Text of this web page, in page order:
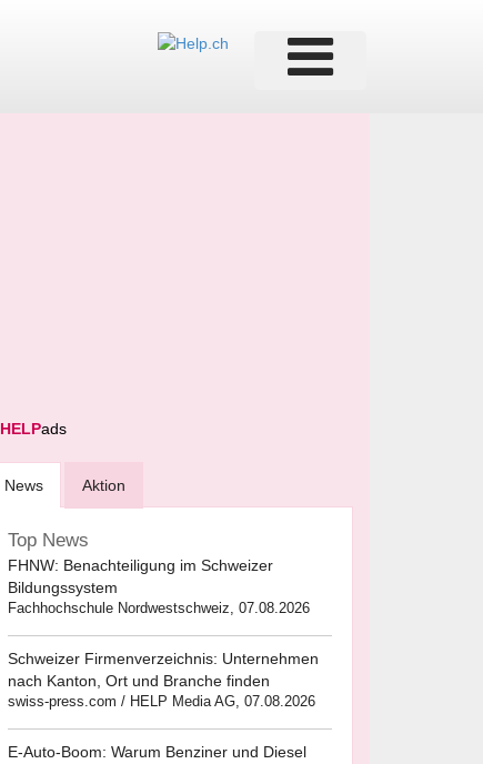
HELPads
News Aktion
Top News
FHNW: Benachteiligung im Schweizer
Bildungssystem
Fachhochschule Nordwestschweiz, 07.08.2026
Schweizer Firmenverzeichnis: Unternehmen
nach Kanton, Ort und Branche finden
swiss-press.com / HELP Media AG, 07.08.2026
E-Auto-Boom: Warum Benziner und Diesel